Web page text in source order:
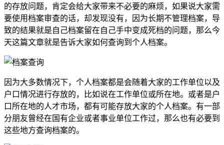
的存放问题，肯定会给大家带来不必要的麻烦，如果说大家需
要使用档案审查的话，却发现没有，因为长期不管理档案，导
致的结果就是自己档案留在自己手中变成死档的问题，那么今
天这篇文章就是告诉大家如何查询到个人档案。
因为大多数情况下，个人档案都是会随着大家的工作单位以及
户口情况进行存放的，比如说在工作单位或所在地。或者是户
口所在地的人才市场，都有可能存放大家的个人档案。有一部
分朋友曾经在国有企业或者事业单位工作过，那么也有必要到
这些地方查询档案的。